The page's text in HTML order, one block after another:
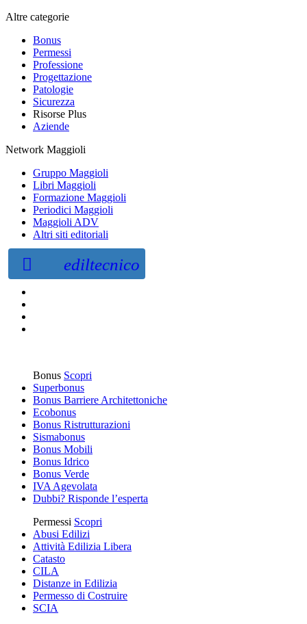
Altre categorie
Bonus
Permessi
Professione
Progettazione
Patologie
Sicurezza
Risorse Plus
Aziende
Network Maggioli
Gruppo Maggioli
Libri Maggioli
Formazione Maggioli
Periodici Maggioli
Maggioli ADV
Altri siti editoriali
ediltecnico
Bonus Scopri
Superbonus
Bonus Barriere Architettoniche
Ecobonus
Bonus Ristrutturazioni
Sismabonus
Bonus Mobili
Bonus Idrico
Bonus Verde
IVA Agevolata
Dubbi? Risponde l’esperta
Permessi Scopri
Abusi Edilizi
Attività Edilizia Libera
Catasto
CILA
Distanze in Edilizia
Permesso di Costruire
SCIA